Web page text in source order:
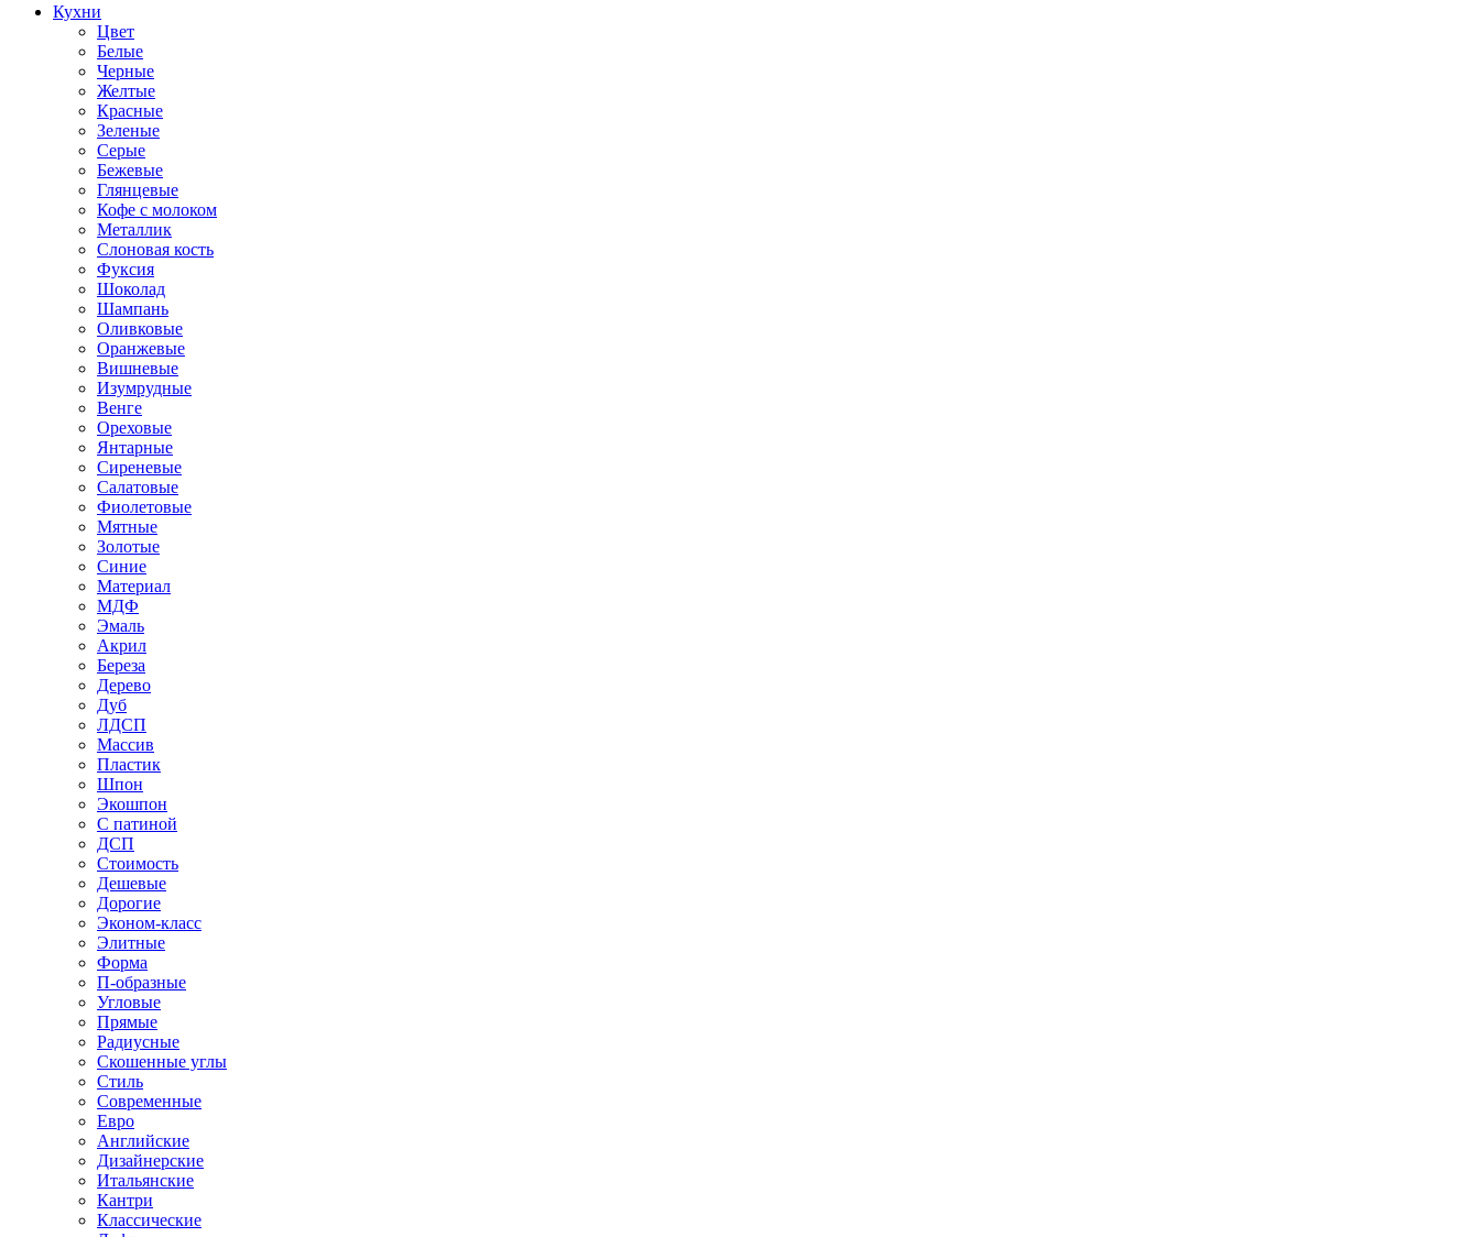
Кухни
Цвет
Белые
Черные
Желтые
Красные
Зеленые
Серые
Бежевые
Глянцевые
Кофе с молоком
Металлик
Слоновая кость
Фуксия
Шоколад
Шампань
Оливковые
Оранжевые
Вишневые
Изумрудные
Венге
Ореховые
Янтарные
Сиреневые
Салатовые
Фиолетовые
Мятные
Золотые
Синие
Материал
МДФ
Эмаль
Акрил
Береза
Дерево
Дуб
ЛДСП
Массив
Пластик
Шпон
Экошпон
С патиной
ДСП
Стоимость
Дешевые
Дорогие
Эконом-класс
Элитные
Форма
П-образные
Угловые
Прямые
Радиусные
Скошенные углы
Стиль
Современные
Евро
Английские
Дизайнерские
Итальянские
Кантри
Классические